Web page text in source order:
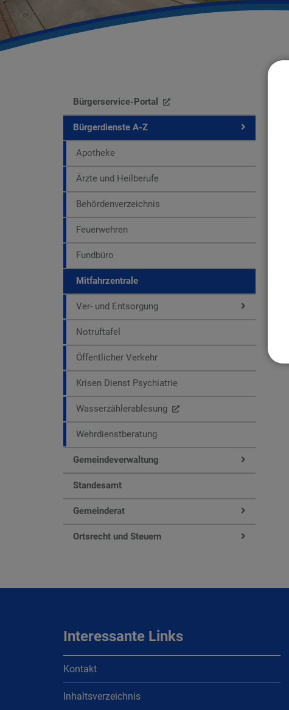
Bürgerservice-Portal
Bürgerdienste A-Z
Apotheke
Ärzte und Heilberufe
Behördenverzeichnis
Feuerwehren
Fundbüro
Mitfahrzentrale
Ver- und Entsorgung
Notruftafel
Öffentlicher Verkehr
Krisen Dienst Psychiatrie
Wasserzählerablesung
Wehrdienstberatung
Gemeindeverwaltung
Standesamt
Gemeinderat
Ortsrecht und Steuern
Interessante Links
Kontakt
Inhaltsverzeichnis